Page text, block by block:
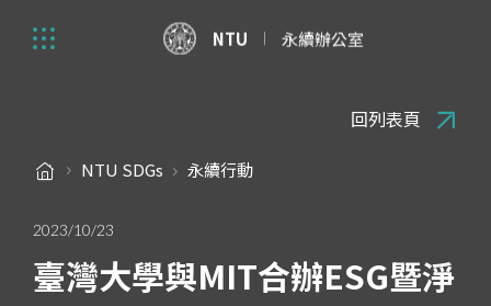
NTU 永續辦公室
NTU SDGs 永續行動
回列表頁
2023/10/23
臺灣大學與MIT合辦ESG暨淨